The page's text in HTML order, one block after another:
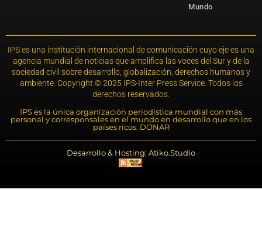
Mundo
IPS es una institución internacional de comunicación cuyo eje es una
agencia mundial de noticias que amplifica las voces del Sur y de la
sociedad civil sobre desarrollo, globalización, derechos humanos y
ambiente. Copyright © 2025 IPS-Inter Press Service. Todos los
derechos reservados.
IPS es la única organización periodística mundial con más
personal y corresponsales en el mundo en desarrollo que en los
países ricos. DONAR
Desarrollo & Hosting: Atiko.Studio